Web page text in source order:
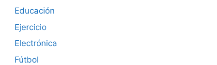
Educación
Ejercicio
Electrónica
Fútbol